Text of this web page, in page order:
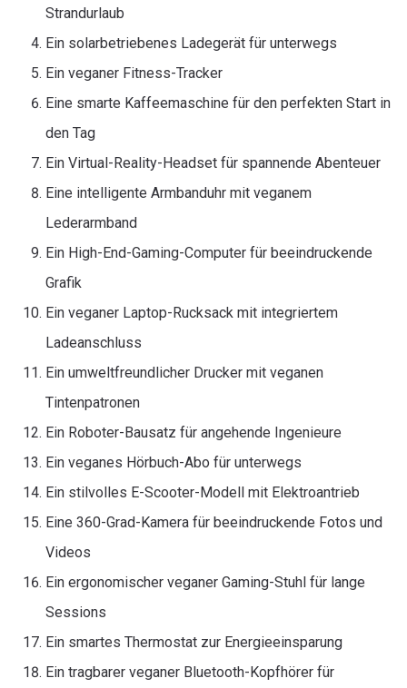
Strandurlaub
Ein solarbetriebenes Ladegerät für unterwegs
Ein veganer Fitness-Tracker
Eine smarte Kaffeemaschine für den perfekten Start in
den Tag
Ein Virtual-Reality-Headset für spannende Abenteuer
Eine intelligente Armbanduhr mit veganem
Lederarmband
Ein High-End-Gaming-Computer für beeindruckende
Grafik
Ein veganer Laptop-Rucksack mit integriertem
Ladeanschluss
Ein umweltfreundlicher Drucker mit veganen
Tintenpatronen
Ein Roboter-Bausatz für angehende Ingenieure
Ein veganes Hörbuch-Abo für unterwegs
Ein stilvolles E-Scooter-Modell mit Elektroantrieb
Eine 360-Grad-Kamera für beeindruckende Fotos und
Videos
Ein ergonomischer veganer Gaming-Stuhl für lange
Sessions
Ein smartes Thermostat zur Energieeinsparung
Ein tragbarer veganer Bluetooth-Kopfhörer für